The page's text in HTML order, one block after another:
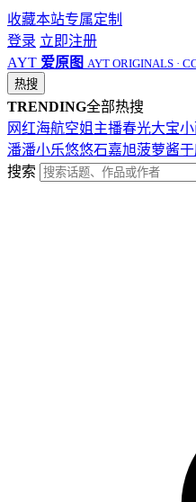
收藏本站专属定制
登录 立即注册
AYT 爱原图 AYT ORIGINALS ·
热搜
TRENDING全部热搜
网红海航空姐 主播春光大宝
潘潘小乐悠悠石嘉旭菠萝酱
搜索